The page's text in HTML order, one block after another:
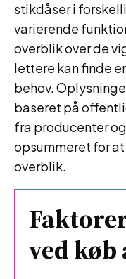
stikdåser i
varierende
overblik over de
lettere kan finde
behov.
baseret på
fra producenter
opsummeret for
overblik.
ved køb